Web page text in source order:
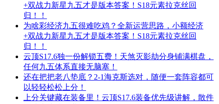
+双战力新星九五才是版本答案！S18元素拉克丝回
归！！
为啥彩经济九五很难吃鸡？全新运营思路，小额经济
+双战力新星九五才是版本答案！S18元素拉克丝回
归！！
云顶S17.6独一份解锁五费！天煞灭影劫分身铺满棋盘，
任何九五体系直接无脑塞！
还在把把老八垫底？2-1海克斯选对，随便一套阵容都可
以轻轻松松上分！
上分关键藏在装备里！云顶S17.6装备优先级讲解，散件